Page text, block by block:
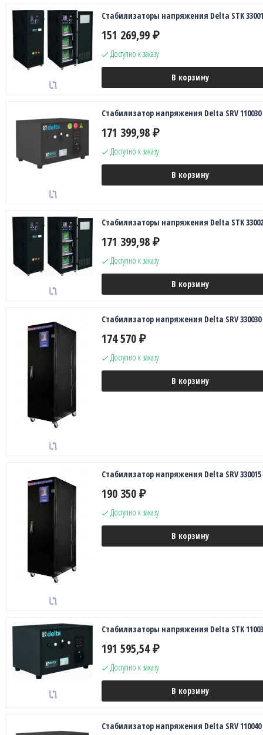
Стабилизаторы напряжения Delta STK
151 269,99 ₽
Доступно к заказу
В корзину
Стабилизатор напряжения Delta SRV 110030
171 399,98 ₽
Доступно к заказу
В корзину
Стабилизаторы напряжения Delta STK
171 399,98 ₽
Доступно к заказу
В корзину
Стабилизатор напряжения Delta SRV 330030
174 570 ₽
Доступно к заказу
В корзину
Стабилизатор напряжения Delta SRV 330015
190 350 ₽
Доступно к заказу
В корзину
Стабилизаторы напряжения Delta STK
191 595,54 ₽
Доступно к заказу
В корзину
Стабилизатор напряжения Delta SRV 110040